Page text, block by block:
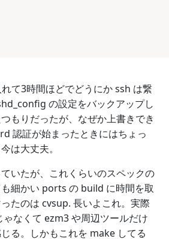
て3時間ほどでどうにか ssh は繋
の設定をバックアップし
もりだったが、なぜか上書きでき
認証が始まったときにはちょっ
は大丈夫。
いたが、これくらいのスペックの
細かい ports の build に時間を取
たのは cvsup. 長いよこれ。実際
なくて ezm3 や周辺ツールだけ
る。しかもこれを make してる